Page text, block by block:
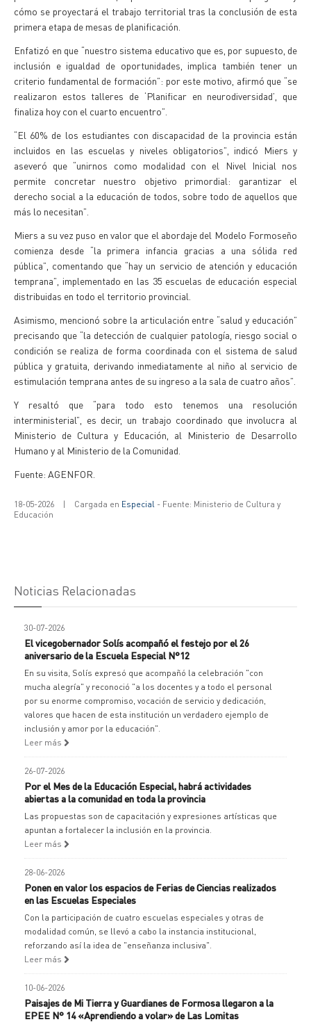
cómo se proyectará el trabajo territorial tras la conclusión de esta
primera etapa de mesas de planificación.
Enfatizó en que “nuestro sistema educativo que es, por supuesto, de
inclusión e igualdad de oportunidades, implica también tener un
criterio fundamental de formación”: por este motivo, afirmó que “se
realizaron estos talleres de ‘Planificar en neurodiversidad’, que
finaliza hoy con el cuarto encuentro”.
“El 60% de los estudiantes con discapacidad de la provincia están
incluidos en las escuelas y niveles obligatorios”, indicó Miers y
aseveró que “unirnos como modalidad con el Nivel Inicial nos
permite concretar nuestro objetivo primordial: garantizar el
derecho social a la educación de todos, sobre todo de aquellos que
más lo necesitan”.
Miers a su vez puso en valor que el abordaje del Modelo Formoseño
comienza desde “la primera infancia gracias a una sólida red
pública”, comentando que “hay un servicio de atención y educación
temprana”, implementado en las 35 escuelas de educación especial
distribuidas en todo el territorio provincial.
Asimismo, mencionó sobre la articulación entre “salud y educación”
precisando que “la detección de cualquier patología, riesgo social o
condición se realiza de forma coordinada con el sistema de salud
pública y gratuita, derivando inmediatamente al niño al servicio de
estimulación temprana antes de su ingreso a la sala de cuatro años”.
Y resaltó que “para todo esto tenemos una resolución
interministerial”, es decir, un trabajo coordinado que involucra al
Ministerio de Cultura y Educación, al Ministerio de Desarrollo
Humano y al Ministerio de la Comunidad.
Fuente: AGENFOR.
18-05-2026 | Cargada en Especial - Fuente: Ministerio de Cultura y
Educación
Noticias Relacionadas
30-07-2026
El vicegobernador Solís acompañó el festejo por el 26
aniversario de la Escuela Especial N°12
En su visita, Solís expresó que acompañó la celebración "con
mucha alegría" y reconoció "a los docentes y a todo el personal
por su enorme compromiso, vocación de servicio y dedicación,
valores que hacen de esta institución un verdadero ejemplo de
inclusión y amor por la educación".
Leer más
26-07-2026
Por el Mes de la Educación Especial, habrá actividades
abiertas a la comunidad en toda la provincia
Las propuestas son de capacitación y expresiones artísticas que
apuntan a fortalecer la inclusión en la provincia.
Leer más
28-06-2026
Ponen en valor los espacios de Ferias de Ciencias realizados
en las Escuelas Especiales
Con la participación de cuatro escuelas especiales y otras de
modalidad común, se llevó a cabo la instancia institucional,
reforzando así la idea de "enseñanza inclusiva".
Leer más
10-06-2026
Paisajes de Mi Tierra y Guardianes de Formosa llegaron a la
EPEE N° 14 «Aprendiendo a volar» de Las Lomitas